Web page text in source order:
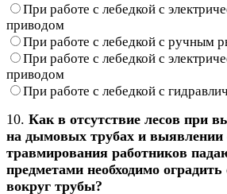
При работе с лебедкой с
приводом
При работе с лебедкой с ручным
При работе с лебедкой с
приводом
При работе с лебедкой с
10. Как в отсутствие лесов при
на дымовых трубах и выявлении
травмирования работников
предметами необходимо
вокруг трубы?